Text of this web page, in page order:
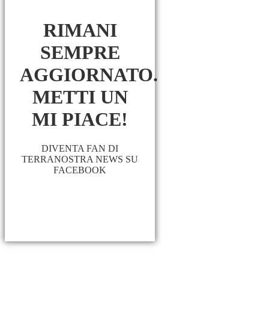
RIMANI
SEMPRE
AGGIORNATO.
METTI UN
MI PIACE!
DIVENTA FAN DI
TERRANOSTRA NEWS SU
FACEBOOK